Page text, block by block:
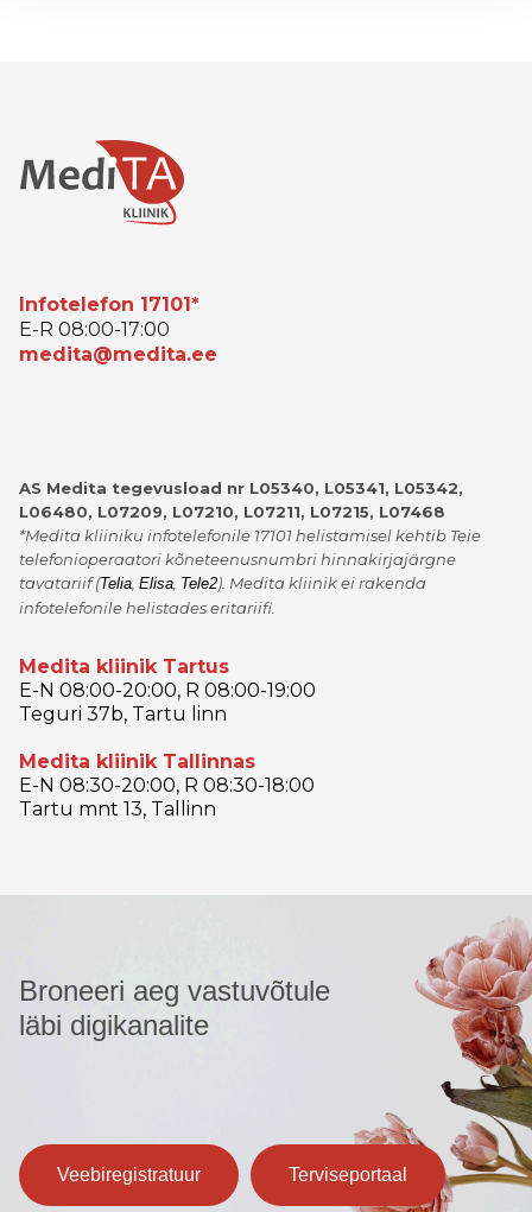
Infotelefon 17101*
E-R 08:00-17:00
medita@medita.ee
Medita kliinik Tartus
E-N 08:00-20:00, R 08:00-19:00
Teguri 37b, Tartu linn
Medita kliinik Tallinnas
E-N 08:30-20:00, R 08:30-18:00
Tartu mnt 13, Tallinn
AS Medita tegevusload nr L05340, L05341, L05342,
L06480, L07209, L07210, L07211, L07215, L07468
*Medita kliiniku infotelefonile 17101 helistamisel kehtib Teie
telefonioperaatori kõneteenusnumbri hinnakirjajärgne
tavatariif(Telia Elisa Tele2) . Medita kliinik ei rakenda
infotelefonile helistades eritariifi.
Broneeri aeg vastuvõtule
läbi digikanalite
Veebiregistratuur Terviseportaal